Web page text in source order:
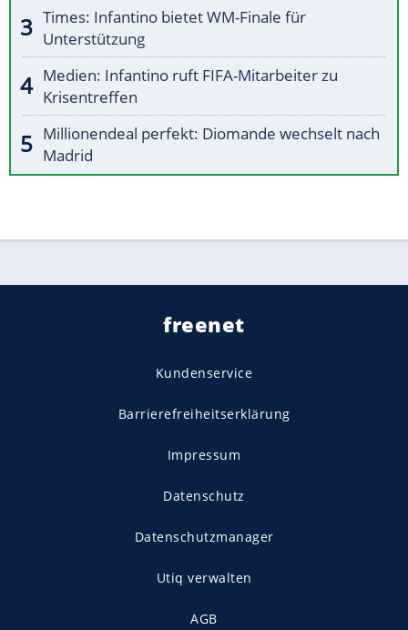
Times: Infantino bietet WM-Finale für
Unterstützung
Medien: Infantino ruft FIFA-Mitarbeiter zu
Krisentreffen
Millionendeal perfekt: Diomande wechselt nach
Madrid
freenet
Kundenservice
Barrierefreiheitserklärung
Impressum
Datenschutz
Datenschutzmanager
Utiq verwalten
AGB